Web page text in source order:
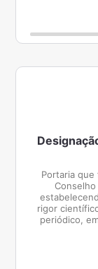
Portaria que
Conselho
rigor
periódico,